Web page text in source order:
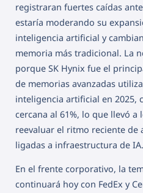
registraran fuertes caídas
estaría moderando su
inteligencia artificial y
memoria más tradicional. La
porque SK Hynix fue el
de memorias avanzadas
inteligencia artificial en 2025,
cercana al 61%, lo que llevó a
reevaluar el ritmo reciente de
ligadas a infraestructura de IA.
En el frente corporativo, la
continuará hoy con FedEx y